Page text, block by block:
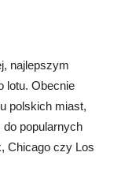
najlepszym
lotu. Obecnie
polskich miast,
do popularnych
Chicago czy Los